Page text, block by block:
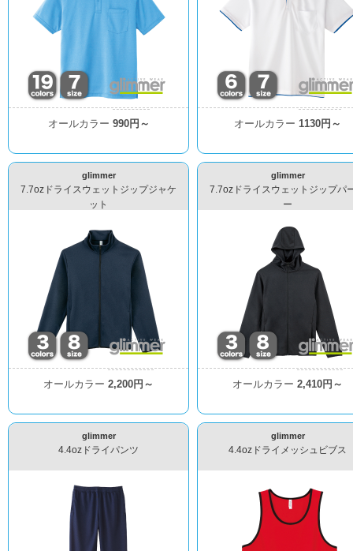
オールカラー 990円～ オールカラー 1130円～
glimmer
7.7ozドライスウェットジップジャケ
ット
オールカラー 2,200円～
glimmer
7.7ozドライスウェットジップパ
ー
オールカラー 2,410円～
glimmer
4.4ozドライパンツ
glimmer
4.4ozドライメッシュビブス